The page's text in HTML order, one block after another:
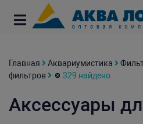
Главная Аквариумистика
фильтров
329 найдено
Аксессуары